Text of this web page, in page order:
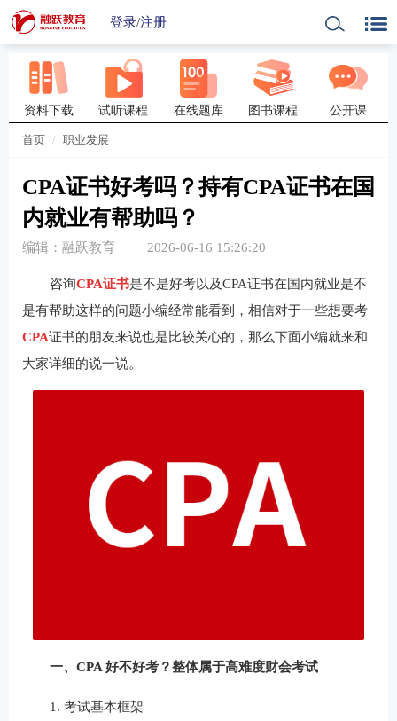
登录/注册
资料下载 试听课程 在线题库 图书课程 公开课
首页 职业发展
CPA证书好考吗？持有CPA证书在国
内就业有帮助吗？
编辑：融跃教育 2026-06-16 15:26:20
咨询CPA证书是不是好考以及CPA证书在国内就业是不
是有帮助这样的问题小编经常能看到，相信对于一些想要考
CPA证书的朋友来说也是比较关心的，那么下面小编就来和
大家详细的说一说。
一、CPA 好不好考？整体属于高难度财会考试
1. 考试基本框架